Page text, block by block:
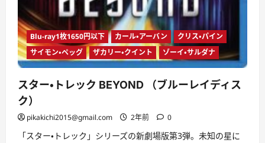
Blu-ray1枚1650円以下 カール・アーバン
クリス・パイン
サイモン・ペッグ
ザカリー・クイント ゾーイ・サルダナ
スター・トレック BEYOND （ブルーレイディス
ク）
pikakichi2015@gmail.com 2年前 0
「スター・トレック」シリーズの新劇場版第3弾。未知の星に